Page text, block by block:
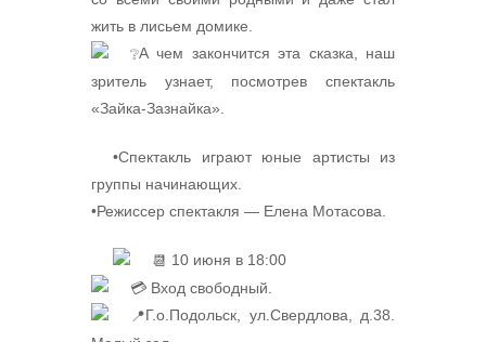
жить в лисьем домике.
А чем закончится эта сказка, наш
зритель узнает, посмотрев спектакль
«Зайка-Зазнайка».
•Спектакль играют юные артисты из
группы начинающих.
•Режиссер спектакля — Елена Мотасова.
10 июня в 18:00
Вход свободный.
Г.о.Подольск, ул.Свердлова, д.38.